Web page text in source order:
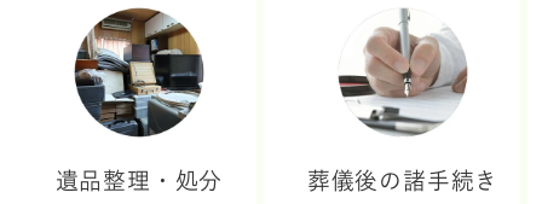
遺品整理・処分 葬儀後の諸手続き